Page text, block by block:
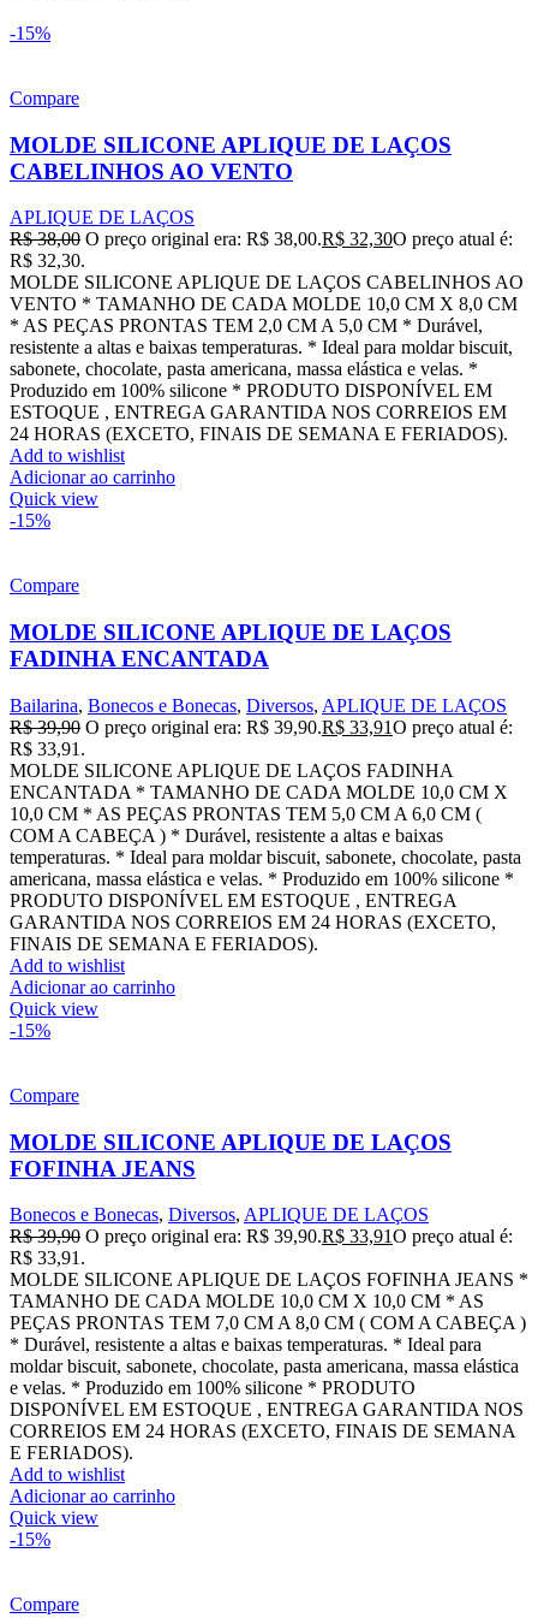
-15%
Compare
MOLDE SILICONE APLIQUE DE LAÇOS
CABELINHOS AO VENTO
APLIQUE DE LAÇOS
R$38,00 O preço original era: R$ 38,00.R$ 32,30O preço atual é:
R$ 32,30.
MOLDE SILICONE APLIQUE DE LAÇOS CABELINHOS AO
VENTO * TAMANHO DE CADA MOLDE 10,0 CM X 8,0 CM
* AS PEÇAS PRONTAS TEM 2,0 CM A 5,0 CM * Durável,
resistente a altas e baixas temperaturas. * Ideal para moldar biscuit,
sabonete, chocolate, pasta americana, massa elástica e velas. *
Produzido em 100% silicone * PRODUTO DISPONÍVEL EM
ESTOQUE , ENTREGA GARANTIDA NOS CORREIOS EM
24 HORAS (EXCETO, FINAIS DE SEMANA E FERIADOS).
Add to wishlist
Adicionar ao carrinho
Quick view
-15%
Compare
MOLDE SILICONE APLIQUE DE LAÇOS
FADINHA ENCANTADA
Bailarina, Bonecos e Bonecas, Diversos, APLIQUE DE LAÇOS
R$39,90 O preço original era: R$ 39,90.R$ 33,91O preço atual é:
R$ 33,91.
MOLDE SILICONE APLIQUE DE LAÇOS FADINHA
ENCANTADA * TAMANHO DE CADA MOLDE 10,0 CM X
10,0 CM * AS PEÇAS PRONTAS TEM 5,0 CM A 6,0 CM (
COM A CABEÇA ) * Durável, resistente a altas e baixas
temperaturas. * Ideal para moldar biscuit, sabonete, chocolate, pasta
americana, massa elástica e velas. * Produzido em 100% silicone *
PRODUTO DISPONÍVEL EM ESTOQUE , ENTREGA
GARANTIDA NOS CORREIOS EM 24 HORAS (EXCETO,
FINAIS DE SEMANA E FERIADOS).
Add to wishlist
Adicionar ao carrinho
Quick view
-15%
Compare
MOLDE SILICONE APLIQUE DE LAÇOS
FOFINHA JEANS
Bonecos e Bonecas, Diversos, APLIQUE DE LAÇOS
R$39,90 O preço original era: R$ 39,90.R$ 33,91O preço atual é:
R$ 33,91.
MOLDE SILICONE APLIQUE DE LAÇOS FOFINHA JEANS *
TAMANHO DE CADA MOLDE 10,0 CM X 10,0 CM * AS
PEÇAS PRONTAS TEM 7,0 CM A 8,0 CM ( COM A CABEÇA )
* Durável, resistente a altas e baixas temperaturas. * Ideal para
moldar biscuit, sabonete, chocolate, pasta americana, massa elástica
e velas. * Produzido em 100% silicone * PRODUTO
DISPONÍVEL EM ESTOQUE , ENTREGA GARANTIDA NOS
CORREIOS EM 24 HORAS (EXCETO, FINAIS DE SEMANA
E FERIADOS).
Add to wishlist
Adicionar ao carrinho
Quick view
-15%
Compare